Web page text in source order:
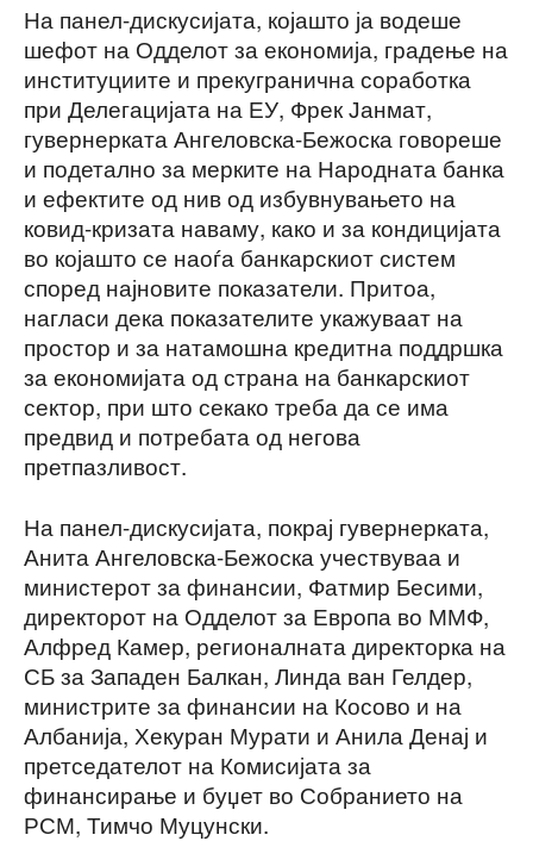
На панел-дискусијата, којашто ја водеше
шефот на Одделот за економија, градење на
институциите и прекугранична соработка
при Делегацијата на ЕУ, Фрек Јанмат,
гувернерката Ангеловска-Бежоска говореше
и подетално за мерките на Народната банка
и ефектите од нив од избувнувањето на
ковид-кризата наваму, како и за кондицијата
во којашто се наоѓа банкарскиот систем
според најновите показатели. Притоа,
нагласи дека показателите укажуваат на
простор и за натамошна кредитна поддршка
за економијата од страна на банкарскиот
сектор, при што секако треба да се има
предвид и потребата од негова
претпазливост.
На панел-дискусијата, покрај гувернерката,
Анита Ангеловска-Бежоска учествуваа и
министерот за финансии, Фатмир Бесими,
директорот на Одделот за Европа во ММФ,
Алфред Камер, регионалната директорка на
СБ за Западен Балкан, Линда ван Гелдер,
министрите за финансии на Косово и на
Албанија, Хекуран Мурати и Анила Денај и
претседателот на Комисијата за
финансирање и буџет во Собранието на
РСМ, Тимчо Муцунски.